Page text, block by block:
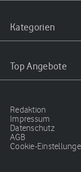
Kategorien
Top Angebote
Redaktion
Impressum
Datenschutz
AGB
Cookie-